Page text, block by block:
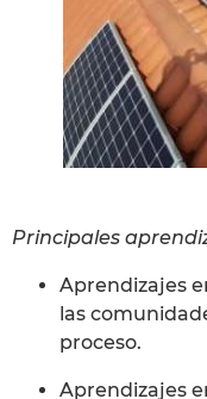
Principales
Aprendizajes
las
proceso.
Aprendizajes